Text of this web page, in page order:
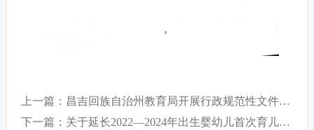
上一篇：昌吉回族自治州教育局开展行政规范性文件、政策性文件、长期有效的其他文件 集中清理情况
下一篇：关于延长2022—2024年出生婴幼儿首次育儿补贴申请截止时间的通知